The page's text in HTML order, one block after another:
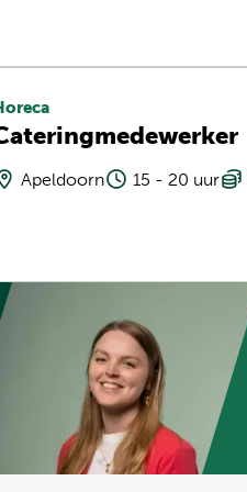
Apeldoorn 15 - 20 uur